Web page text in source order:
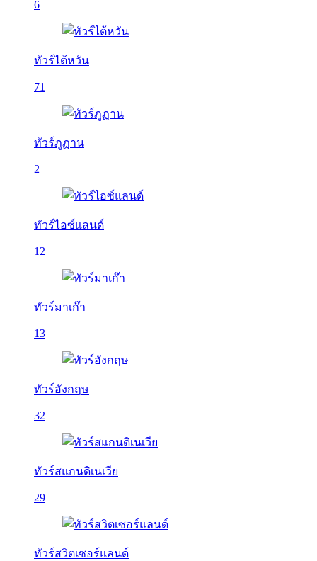
6
ทัวร์ไต้หวัน
71
ทัวร์ภูฏาน
2
ทัวร์ไอซ์แลนด์
12
ทัวร์มาเก๊า
13
ทัวร์อังกฤษ
32
ทัวร์สแกนดิเนเวีย
29
ทัวร์สวิตเซอร์แลนด์